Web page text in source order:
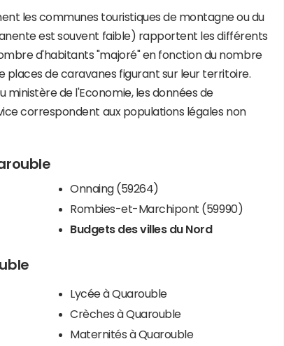
les communes touristiques de montagne ou du
est souvent faible) rapportent les différents
d'habitants "majoré" en fonction du nombre
places de caravanes figurant sur leur territoire.
de l'Economie, les données de
correspondent aux populations légales non
Onnaing (59264)
Rombies-et-Marchipont (59990)
Budgets des villes du Nord
Lycée à Quarouble
Crèches à Quarouble
Maternités à Quarouble